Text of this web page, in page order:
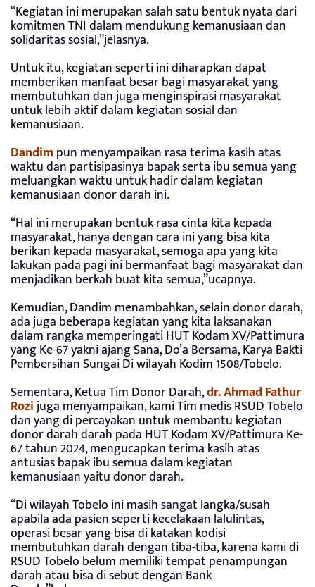
“Kegiatan ini merupakan salah satu bentuk nyata dari
komitmen TNI dalam mendukung kemanusiaan dan
solidaritas sosial,”jelasnya.
Untuk itu, kegiatan seperti ini diharapkan dapat
memberikan manfaat besar bagi masyarakat yang
membutuhkan dan juga menginspirasi masyarakat
untuk lebih aktif dalam kegiatan sosial dan
kemanusiaan.
Dandimpun menyampaikan rasa terima kasih atas
waktu dan partisipasinya bapak serta ibu semua yang
meluangkan waktu untuk hadir dalam kegiatan
kemanusiaan donor darah ini.
“Hal ini merupakan bentuk rasa cinta kita kepada
masyarakat, hanya dengan cara ini yang bisa kita
berikan kepada masyarakat, semoga apa yang kita
lakukan pada pagi ini bermanfaat bagi masyarakat dan
menjadikan berkah buat kita semua,”ucapnya.
Kemudian, Dandim menambahkan, selain donor darah,
ada juga beberapa kegiatan yang kita laksanakan
dalam rangka memperingati HUT Kodam XV/Pattimura
yang Ke-67 yakni ajang Sana, Do’a Bersama, Karya Bakti
Pembersihan Sungai Di wilayah Kodim 1508/Tobelo.
Sementara, Ketua Tim Donor Darah,dr. Ahmad Fathur
Rozijuga menyampaikan, kami Tim medis RSUD Tobelo
dan yang di percayakan untuk membantu kegiatan
donor darah darah pada HUT Kodam XV/Pattimura Ke-
67 tahun 2024, mengucapkan terima kasih atas
antusias bapak ibu semua dalam kegiatan
kemanusiaan yaitu donor darah.
“Di wilayah Tobelo ini masih sangat langka/susah
apabila ada pasien seperti kecelakaan lalulintas,
operasi besar yang bisa di katakan kodisi
membutuhkan darah dengan tiba-tiba, karena kami di
RSUD Tobelo belum memiliki tempat penampungan
darah atau bisa di sebut dengan Bank